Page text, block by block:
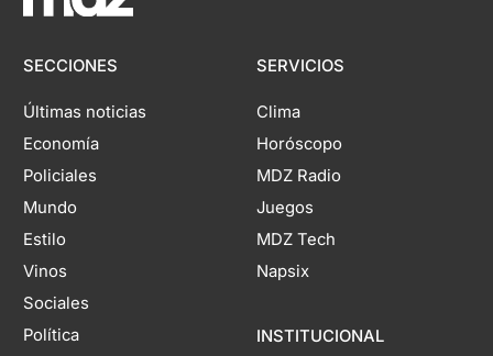
SECCIONES
Últimas noticias
Economía
Policiales
Mundo
Estilo
Vinos
Sociales
Política
SERVICIOS
Clima
Horóscopo
MDZ Radio
Juegos
MDZ Tech
Napsix
INSTITUCIONAL